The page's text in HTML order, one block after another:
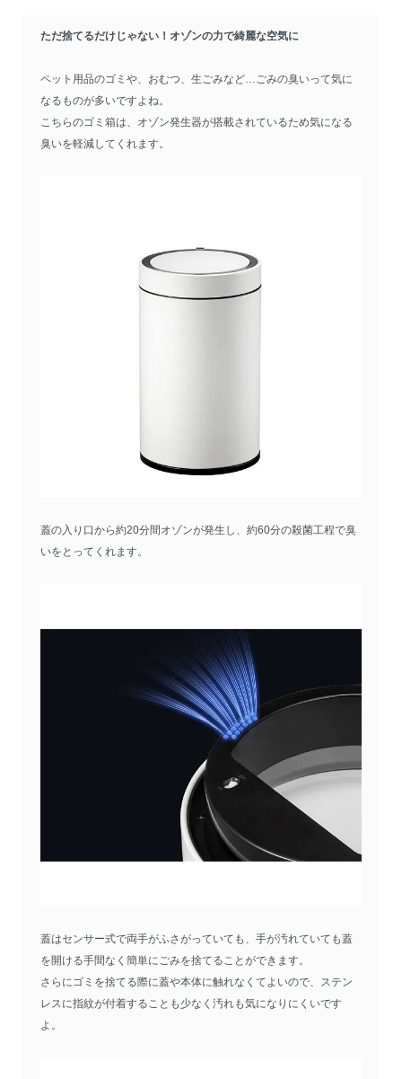
ただ捨てるだけじゃない！オゾンの力で綺麗な空気に
ペット用品のゴミや、おむつ、生ごみなど…ごみの臭いって気に
なるものが多いですよね。
こちらのゴミ箱は、オゾン発生器が搭載されているため気になる
臭いを軽減してくれます。
蓋の入り口から約20分間オゾンが発生し、約60分の殺菌工程で臭
いをとってくれます。
蓋はセンサー式で両手がふさがっていても、手が汚れていても蓋
を開ける手間なく簡単にごみを捨てることができます。
さらにゴミを捨てる際に蓋や本体に触れなくてよいので、ステン
レスに指紋が付着することも少なく汚れも気になりにくいです
よ。